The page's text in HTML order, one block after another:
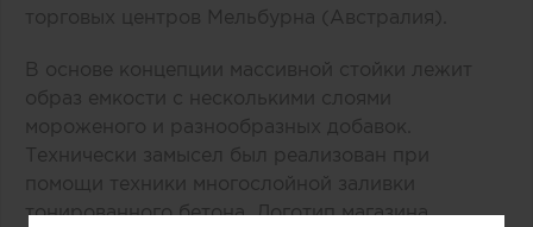
торговых центров Мельбурна (Австралия).
В основе концепции массивной стойки лежит
образ емкости с несколькими слоями
мороженого и разнообразных добавок.
Технически замысел был реализован при
помощи техники многослойной заливки
тонированного бетона. Логотип магазина